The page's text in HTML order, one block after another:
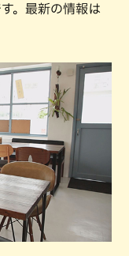
。最新の情報は